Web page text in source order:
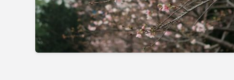
語
司
機.
DAVID
車
隊
就
找
DAVID